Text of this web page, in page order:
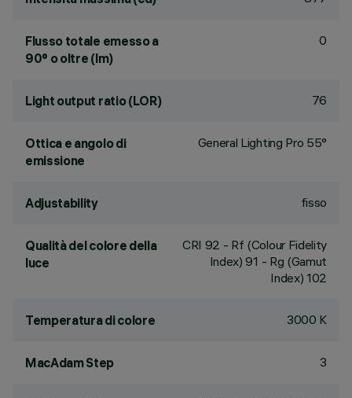
Flusso totale emesso a
90° o oltre (lm)
0
Light output ratio (LOR) 76
Ottica e angolo di
emissione
General Lighting Pro 55°
Adjustability fisso
Qualità del colore della
luce
CRI 92 - Rf (Colour Fidelity
Index) 91 - Rg (Gamut
Index) 102
Temperatura di colore 3000 K
MacAdam Step 3